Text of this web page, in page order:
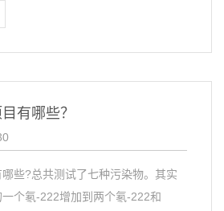
有哪些？
些?总共测试了七种污染物。其实
个氡-222增加到两个氡-222和